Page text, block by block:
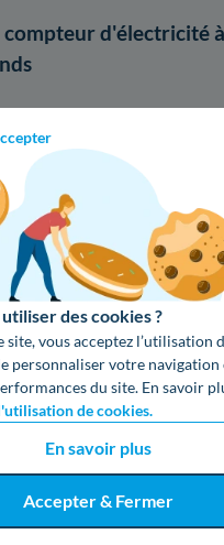
des cookies ?
vous acceptez l’utilisation
personnaliser votre navigation
du site. En savoir
de cookies.
En savoir plus
Accepter & Fermer
compteur d'électricité
votre logement au
déménagement dans la
en vous y prenant
chez vous. La mise en
à Saint-Jean-Bonnefonds
du temps : cela peut
semaines ! Voici le
relatifs à
service
Délai
maximum
standard 5 jours ouvrés